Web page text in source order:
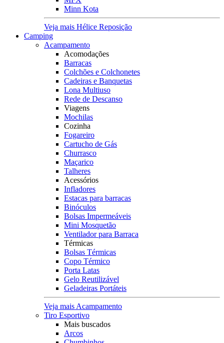
Minn Kota
Veja mais Hélice Reposição
Camping
Acampamento
Acomodações
Barracas
Colchões e Colchonetes
Cadeiras e Banquetas
Lona Multiuso
Rede de Descanso
Viagens
Mochilas
Cozinha
Fogareiro
Cartucho de Gás
Churrasco
Maçarico
Talheres
Acessórios
Infladores
Estacas para barracas
Binóculos
Bolsas Impermeáveis
Mini Mosquetão
Ventilador para Barraca
Térmicas
Bolsas Térmicas
Copo Térmico
Porta Latas
Gelo Reutilizável
Geladeiras Portáteis
Veja mais Acampamento
Tiro Esportivo
Mais buscados
Arcos